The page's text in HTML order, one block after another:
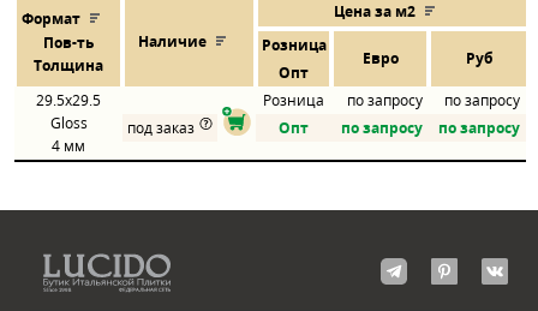
Формат
Пов-ть
Толщина
Наличие
Цена за м2
Розница
Евро Руб
Опт
29.5x29.5
Gloss
4 мм
Розница по запросу
по запросу
под заказ
Опт по запросу по запросу